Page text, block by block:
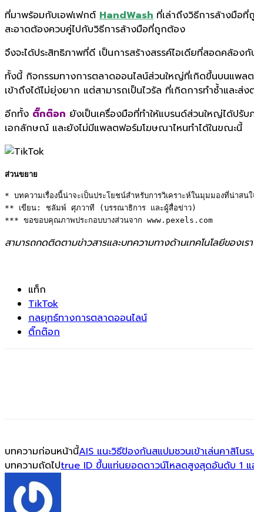
ที่มาพร้อมกับเอฟเฟกต์ HandWash ที่เล่าถึงวิธีการล้างมือ
สะอาดต้องควบคู่ไปกับวิธีการล้างมือที่ถูกต้อง
จึงจะได้ประสิทธิภาพที่ดี เป็นการสร้างสรรค์ไอเดียที่สอดคล้อ
ทั้งนี้ กิจกรรมทางการตลาดออนไลน์ส่วนใหญ่ที่เกิดขึ้นบนแพล
เข้าถึงได้ไม่ยุ่งยาก แต่สามารถเป็นไวรัล ที่เกิดการทำซ้ำและ
อีกทั้ง ติ๊กต๊อก ยังเป็นเครื่องมือที่ทำให้แบรนด์ส่วนใหญ่ได้ป
เอกลักษณ์ และยังไม่มีแพลตฟอร์มโฆษณาไหนทำได้ในขณะนี้
ส่วนขยาย
* บทความเรื่องนี้น่าจะเป็นประโยชน์สำหรับการวิเคราะห์ในมุมมองที่น่าสนใ
** เขียน: ชลัมพ์ ศุภวาที (บรรณาธิการ และผู้สื่อข่าว)
*** ขอขอบคุณภาพประกอบบางส่วนจาก www.pexels.com
สามารถกดติดตามข่าวสารและบทความทางด้านเทคโนโลยีของเร
แท็ก
TikTok
กลยุทธ์ทางการตลาดออนไลน์
ติ๊กต๊อก
บทความก่อนหน้านี้AIS แนะวิธีป้องกันสแปมชวนเข้าเล่นคาสิโน
บทความถัดไปtrue ID ขึ้นแท่นยอดดาวน์โหลดสูงสุดอันดับ 1 แ